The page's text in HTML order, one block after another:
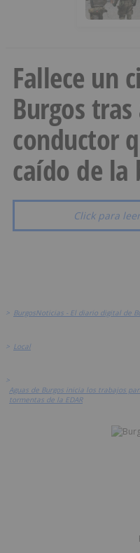
Fallece un
Burgos
conductor
caído de la
Click para
> BurgosNoticias - El diario digital de
> Local
>
Aguas de Burgos inicia los trabajos
tormentas de la EDAR